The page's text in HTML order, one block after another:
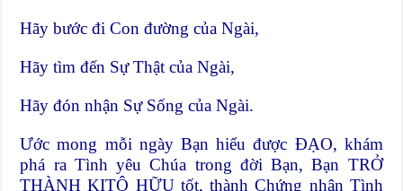
Hãy bước đi Con đường của Ngài,
Hãy tìm đến Sự Thật của Ngài,
Hãy đón nhận Sự Sống của Ngài.
Ước mong mỗi ngày Bạn hiểu được ĐẠO, khám
phá ra Tình yêu Chúa trong đời Bạn, Bạn TRỞ
THÀNH KITÔ HỮU tốt, thành Chứng nhân Tình